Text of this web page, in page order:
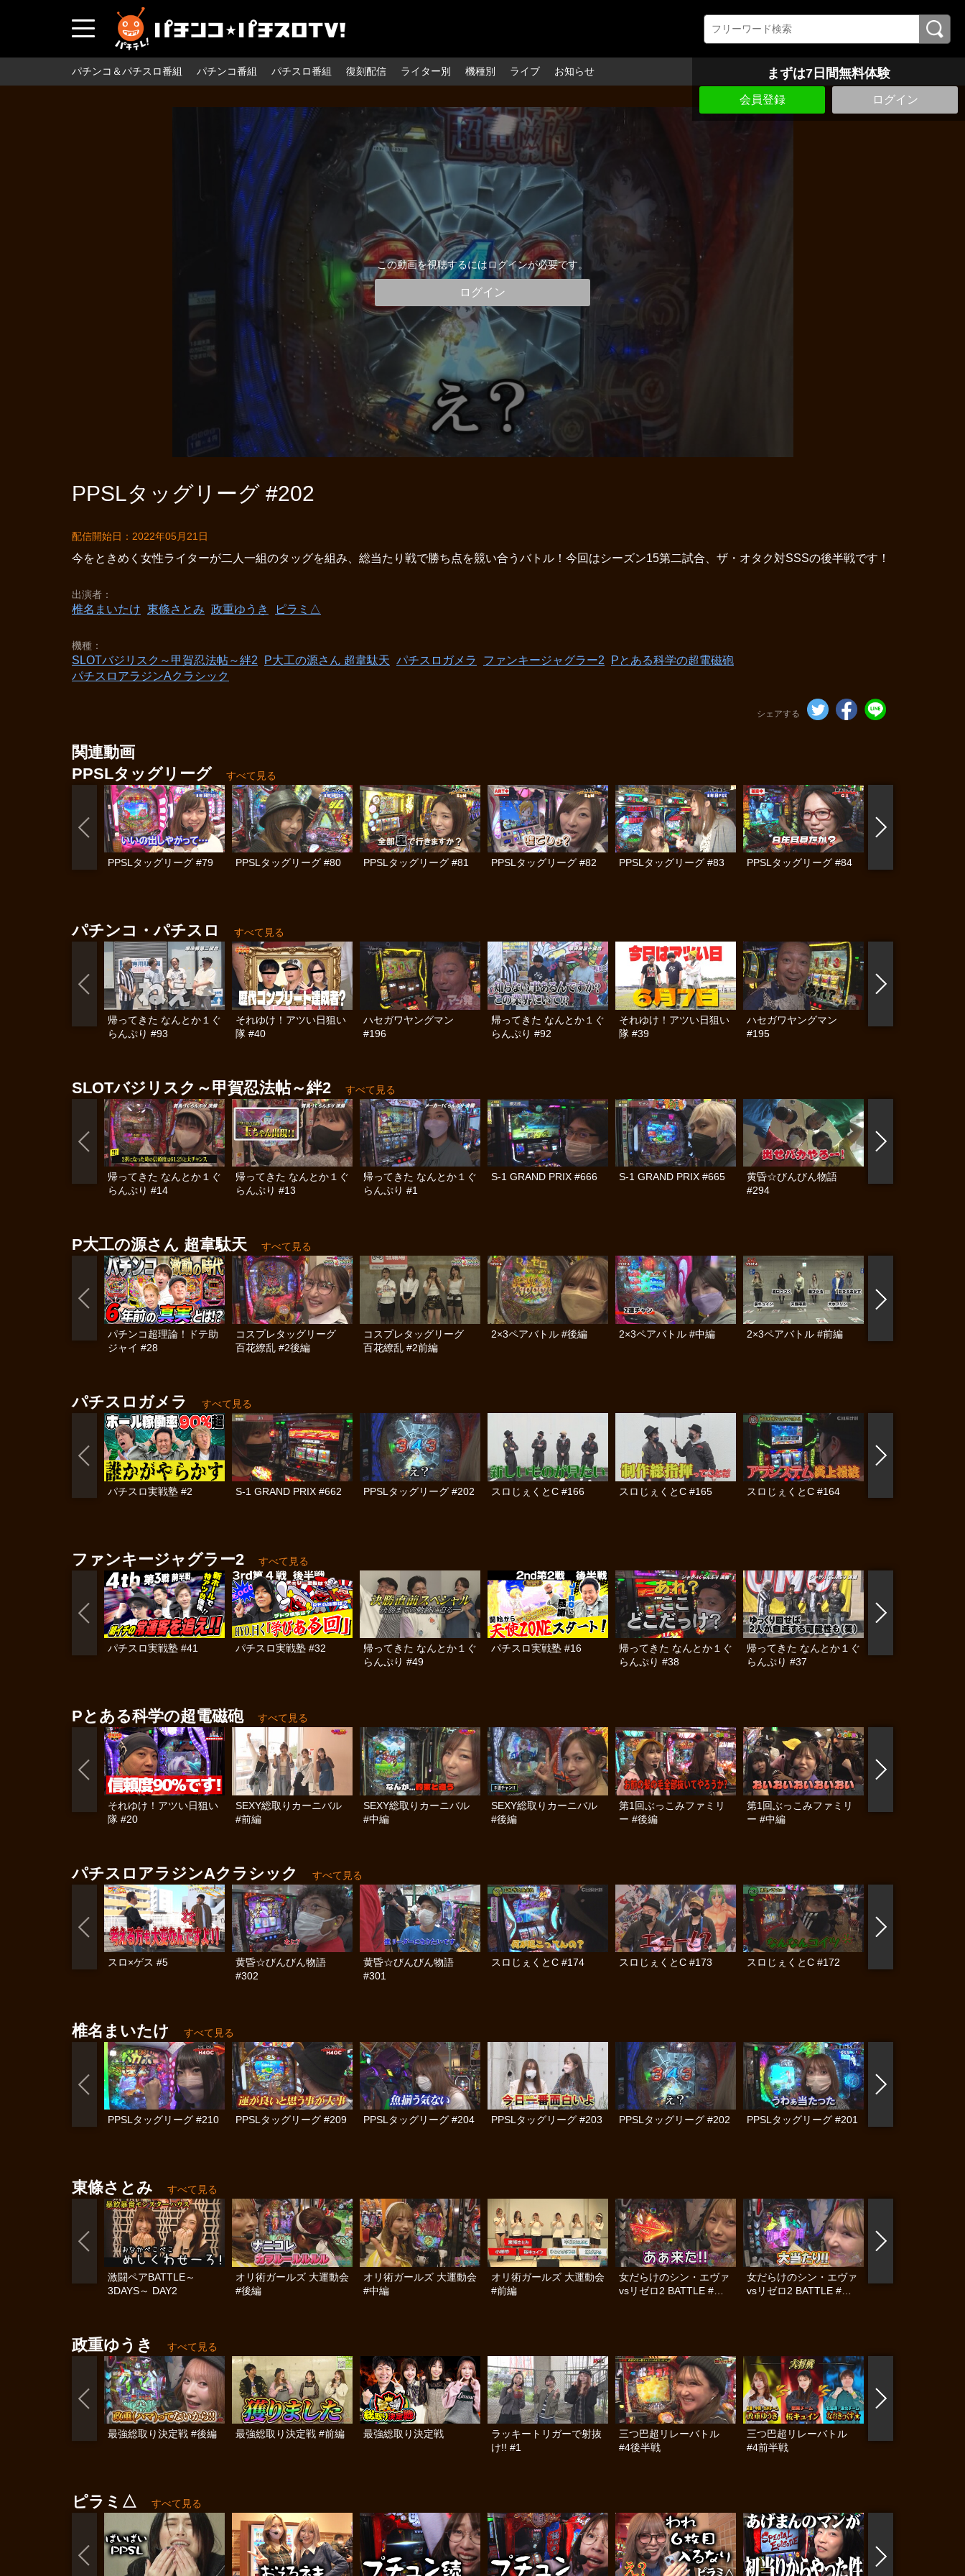
パチンコ＆パチスロ番組 パチンコ番組 パチスロ番組 復刻配信 ライター別 機種別 ライブ お知らせ まずは7日間無料体験
会員登録 ログイン
この動画を視聴するにはログインが必要です。
ログイン
PPSLタッグリーグ #202
配信開始日：2022年05月21日
今をときめく女性ライターが二人一組のタッグを組み、総当たり戦で勝ち点を競い合うバトル！今回はシーズン15第二試合、ザ・オタク対SSSの後半戦です！
出演者
椎名まいたけ 東條さとみ 政重ゆうき ピラミ△
機種
SLOTバジリスク～甲賀忍法帖～絆2 P大工の源さん 超韋駄天 パチスロガメラ ファンキージャグラー2
Pとある科学の超電磁砲
パチスロアラジンAクラシック
シェアする
関連動画
PPSLタッグリーグ
すべて見る
PPSLタッグリーグ #79 PPSLタッグリーグ #80 PPSLタッグリーグ #81 PPSLタッグリーグ #82 PPSLタッグリーグ #83 PPSLタッグリーグ #84
パチンコ・パチスロ すべて見る
帰ってきた なんとか１ぐ
らんぷり #93
それゆけ！アツい日狙い
隊 #40
ハセガワヤングマン
#196
帰ってきた なんとか１ぐ
らんぷり #92
それゆけ！アツい日狙い
隊 #39
ハセガワヤングマン
#195
SLOTバジリスク～甲賀忍法帖～絆2 すべて見る
帰ってきた なんとか１ぐ
らんぷり #14
帰ってきた なんとか１ぐ
らんぷり #13
帰ってきた なんとか１ぐ
らんぷり #1
S-1 GRAND PRIX #666 S-1 GRAND PRIX #665
黄昏☆びんびん物語
#294
P大工の源さん 超韋駄天 すべて見る
パチンコ超理論！ドテ助
ジャイ #28
コスプレタッグリーグ
百花繚乱 #2後編
コスプレタッグリーグ
百花繚乱 #2前編
2×3ペアバトル #後編 2×3ペアバトル #中編 2×3ペアバトル #前編
パチスロガメラ すべて見る
パチスロ実戦塾 #2 S-1 GRAND PRIX #662 PPSLタッグリーグ #202 スロじぇくとC #166 スロじぇくとC #165 スロじぇくとC #164
ファンキージャグラー2 すべて見る
パチスロ実戦塾 #41 パチスロ実戦塾 #32
帰ってきた なんとか１ぐ
らんぷり #49
パチスロ実戦塾 #16
帰ってきた なんとか１ぐ
らんぷり #38
帰ってきた なんとか１ぐ
らんぷり #37
Pとある科学の超電磁砲 すべて見る
それゆけ！アツい日狙い
隊 #20
SEXY総取りカーニバル
#前編
SEXY総取りカーニバル
#中編
SEXY総取りカーニバル
#後編
第1回ぶっこみファミリ
ー #後編
第1回ぶっこみファミリ
ー #中編
パチスロアラジンAクラシック すべて見る
スロ×ゲス #5
黄昏☆びんびん物語
#302
黄昏☆びんびん物語
#301
スロじぇくとC #174 スロじぇくとC #173 スロじぇくとC #172
椎名まいたけ すべて見る
PPSLタッグリーグ #210 PPSLタッグリーグ #209 PPSLタッグリーグ #204 PPSLタッグリーグ #203 PPSLタッグリーグ #202 PPSLタッグリーグ #201
東條さとみ すべて見る
激闘ペアBATTLE～
3DAYS～ DAY2
オリ術ガールズ 大運動会
#後編
オリ術ガールズ 大運動会
#中編
オリ術ガールズ 大運動会
#前編
女だらけのシン・エヴァ
vsリゼロ2 BATTLE #後
女だらけのシン・エヴァ
vsリゼロ2 BATTLE #中
政重ゆうき すべて見る
最強総取り決定戦 #後編 最強総取り決定戦 #前編 最強総取り決定戦
ラッキートリガーで射抜
け!! #1
三つ巴超リレーバトル
#4後半戦
三つ巴超リレーバトル
#4前半戦
ピラミ△ すべて見る